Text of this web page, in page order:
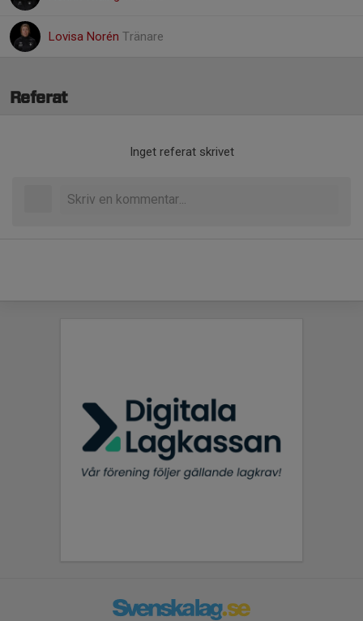
Lovisa Norén Tränare
Referat
Inget referat skrivet